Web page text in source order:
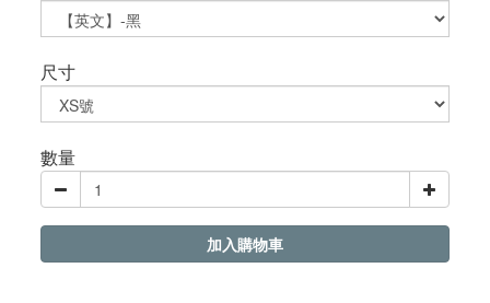
尺寸
數量
加入購物車